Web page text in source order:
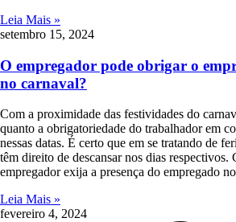
Leia Mais »
setembro 15, 2024
O empregador pode obrigar o
no carnaval?
Com a proximidade das festividades do
quanto a obrigatoriedade do trabalhador em
nessas datas. É certo que em se tratando de
têm direito de descansar nos dias respectivos.
empregador exija a presença do empregado
Leia Mais »
fevereiro 4, 2024